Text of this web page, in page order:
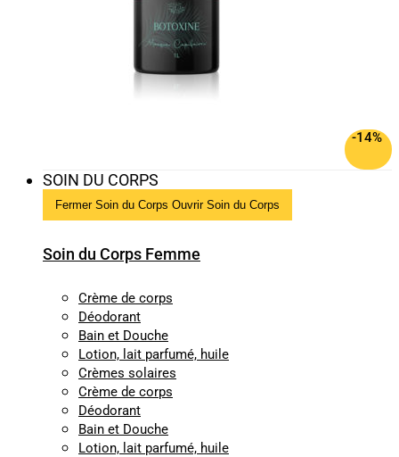
-14%
SOIN DU CORPS
Fermer Soin du Corps Ouvrir Soin du Corps
Soin du Corps Femme
Crème de corps
Déodorant
Bain et Douche
Lotion, lait parfumé, huile
Crèmes solaires
Crème de corps
Déodorant
Bain et Douche
Lotion, lait parfumé, huile